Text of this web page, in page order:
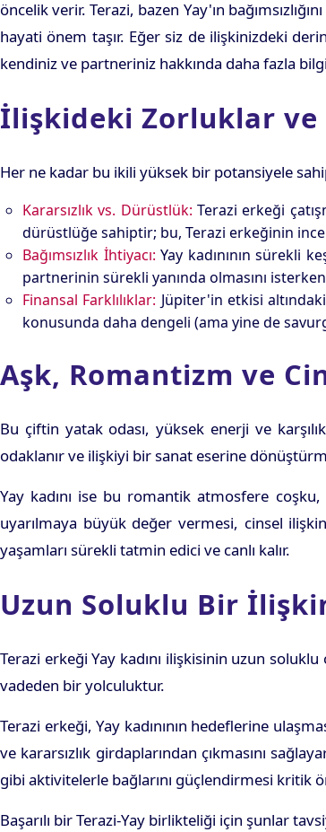
öncelik verir. Terazi, bazen Yay'ın
hayati önem taşır. Eğer siz de ilişkinizdeki
kendiniz ve partneriniz hakkında daha fazla
İlişkideki Zorluklar ve
Her ne kadar bu ikili yüksek bir potansiyele
Kararsızlık vs. Dürüstlük: Terazi erkeği
dürüstlüğe sahiptir; bu, Terazi erkeğinin
Bağımsızlık İhtiyacı: Yay kadınının sürekli
partnerinin sürekli yanında olmasını
Finansal Farklılıklar: Jüpiter'in etkisi
konusunda daha dengeli (ama yine de
Aşk, Romantizm ve
Bu çiftin yatak odası, yüksek enerji ve
odaklanır ve ilişkiyi bir sanat eserine
Yay kadını ise bu romantik atmosfere
uyarılmaya büyük değer vermesi, cinsel
yaşamları sürekli tatmin edici ve canlı kalır.
Uzun Soluklu Bir
Terazi erkeği Yay kadını ilişkisinin uzun
vadeden bir yolculuktur.
Terazi erkeği, Yay kadınının hedeflerine
ve kararsızlık girdaplarından çıkmasını
gibi aktivitelerle bağlarını güçlendirmesi kritik
Başarılı bir Terazi-Yay birlikteliği için şunlar